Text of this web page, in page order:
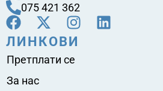
075 421 362
ЛИНКОВИ
Претплати се
За нас